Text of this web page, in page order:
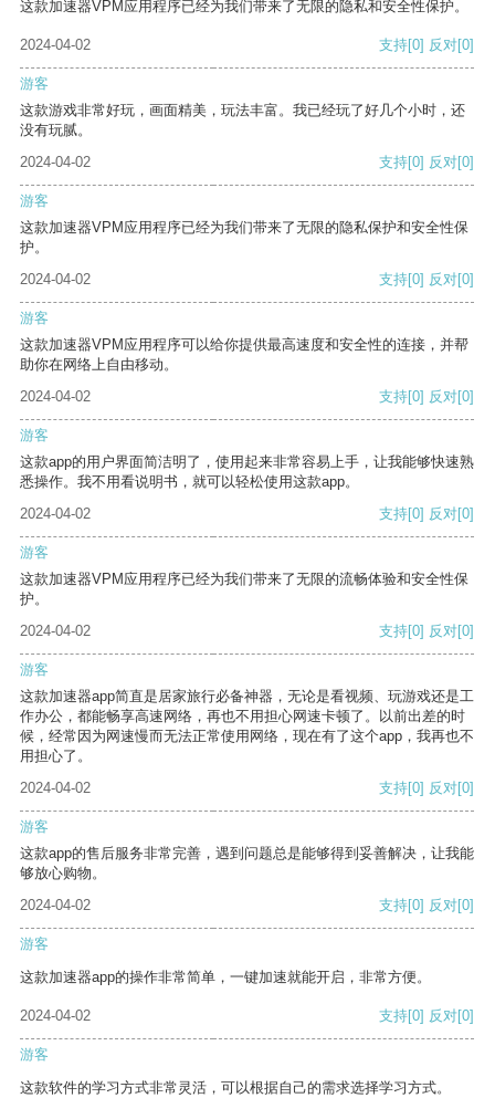
这款加速器VPM应用程序已经为我们带来了无限的隐私和安全性保护。
2024-04-02 支持[0] 反对[0]
游客
这款游戏非常好玩，画面精美，玩法丰富。我已经玩了好几个小时，还
没有玩腻。
2024-04-02
支持[0] 反对[0]
游客
这款加速器VPM应用程序已经为我们带来了无限的隐私保护和安全性保
护。
2024-04-02
支持[0] 反对[0]
游客
这款加速器VPM应用程序可以给你提供最高速度和安全性的连接，并帮
助你在网络上自由移动。
2024-04-02
支持[0] 反对[0]
游客
这款app的用户界面简洁明了，使用起来非常容易上手，让我能够快速熟
悉操作。我不用看说明书，就可以轻松使用这款app。
2024-04-02
支持[0] 反对[0]
游客
这款加速器VPM应用程序已经为我们带来了无限的流畅体验和安全性保
护。
2024-04-02
支持[0] 反对[0]
游客
这款加速器app简直是居家旅行必备神器，无论是看视频、玩游戏还是工
作办公，都能畅享高速网络，再也不用担心网速卡顿了。以前出差的时
候，经常因为网速慢而无法正常使用网络，现在有了这个app，我再也不
用担心了。
2024-04-02
支持[0] 反对[0]
游客
这款app的售后服务非常完善，遇到问题总是能够得到妥善解决，让我能
够放心购物。
2024-04-02
支持[0] 反对[0]
游客
这款加速器app的操作非常简单，一键加速就能开启，非常方便。
2024-04-02 支持[0] 反对[0]
游客
这款软件的学习方式非常灵活，可以根据自己的需求选择学习方式。